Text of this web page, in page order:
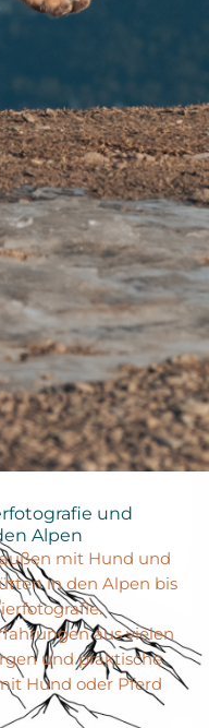
und
Alpen
mit Hund und
in den Alpen bis
aus vielen
und praktische
Hund oder Pferd